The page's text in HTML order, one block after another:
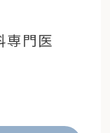
専門医